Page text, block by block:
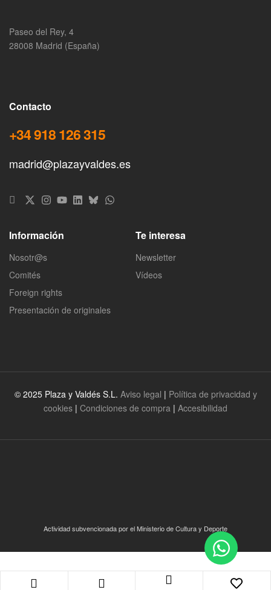
Paseo del Rey, 4
28008 Madrid (España)
Contacto
+34 918 126 315
madrid@plazayvaldes.es
Información
Nosotr@s
Comités
Foreign rights
Presentación de originales
Te interesa
Newsletter
Vídeos
© 2025 Plaza y Valdés S.L. Aviso legal | Política de privacidad y
cookies | Condiciones de compra | Accesibilidad
Actividad subvencionada por el Ministerio de Cultura y Deporte